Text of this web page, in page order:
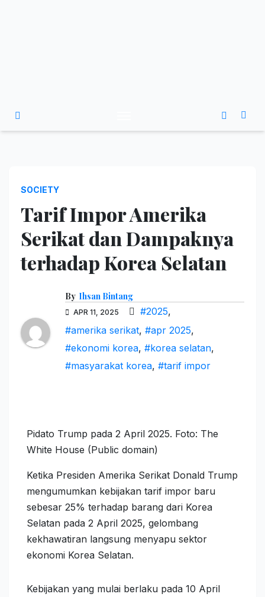
SOCIETY
Tarif Impor Amerika
Serikat dan Dampaknya
terhadap Korea Selatan
By Ihsan Bintang
APR 11, 2025 #2025,
#amerika serikat, #apr 2025,
#ekonomi korea, #korea selatan,
#masyarakat korea, #tarif impor
Pidato Trump pada 2 April 2025. Foto: The
White House (Public domain)
Ketika Presiden Amerika Serikat Donald Trump
mengumumkan kebijakan tarif impor baru
sebesar 25% terhadap barang dari Korea
Selatan pada 2 April 2025, gelombang
kekhawatiran langsung menyapu sektor
ekonomi Korea Selatan.
Kebijakan yang mulai berlaku pada 10 April